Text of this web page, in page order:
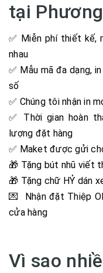
tại
✅ Miễn phí thiết kế,
nhau
✅ Mẫu mã đa dạng,
số
✅ Chúng tôi nhận in
✅ Thời gian hoàn
lượng đặt hàng
✅ Maket được gửi
🎁 Tặng bút nhũ viết
🎁 Tặng chữ HỶ dán
💌 Nhận đặt Thiệp
cửa hàng
Vì sao